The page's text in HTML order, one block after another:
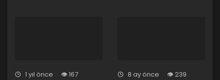
1 yıl önce 167 8 ay önce 239